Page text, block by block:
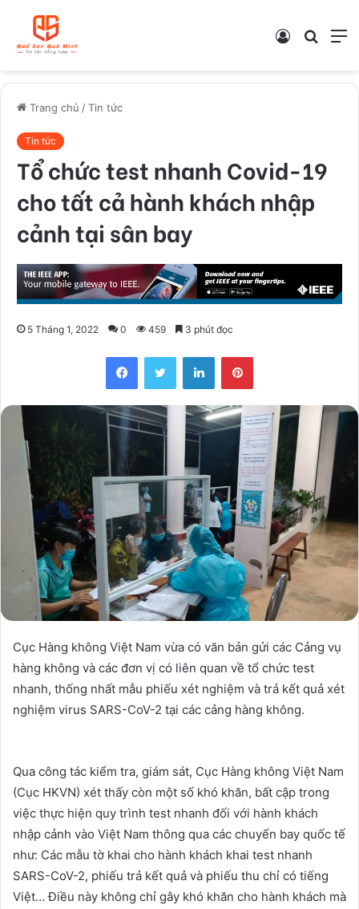
Tìm
Log
Trang chủ /Tin tức
Tin tức
Tổ chức test nhanh Covid-19
cho tất cả hành khách nhập
cảnh tại sân bay
5 Tháng 1, 2022 0 459 3 phút đọc
FacebookTwitter LinkedInPinterest
Cục Hàng không Việt Nam vừa có văn bản gửi các Cảng vụ
hàng không và các đơn vị có liên quan về tổ chức test
nhanh, thống nhất mẫu phiếu xét nghiệm và trả kết quả xét
nghiệm virus SARS-CoV-2 tại các cảng hàng không.
Qua công tác kiểm tra, giám sát, Cục Hàng không Việt Nam
(Cục HKVN) xét thấy còn một số khó khăn, bất cập trong
việc thực hiện quy trình test nhanh đối với hành khách
nhập cảnh vào Việt Nam thông qua các chuyến bay quốc tế
như: Các mẫu tờ khai cho hành khách khai test nhanh
SARS-CoV-2, phiếu trả kết quả và phiếu thu chỉ có tiếng
Việt… Điều này không chỉ gây khó khăn cho hành khách mà